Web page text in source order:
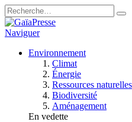
Naviguer
Environnement
Climat
Énergie
Ressources naturelles
Biodiversité
Aménagement
En vedette